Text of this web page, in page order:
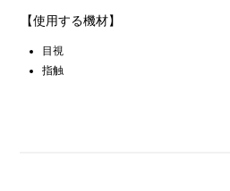
【使用する機材】
目視
指触